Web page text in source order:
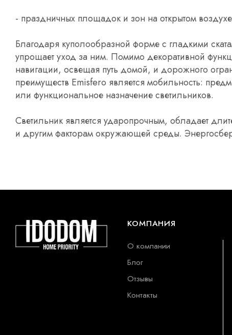
- праздничных площадок и зон на открытом
Благодаря куполообразной форме с гладкими
упрощает уход за ним. Помимо декоративной
навигации, освещая путь домой, и дорожного
преимуществ Emisfero является мобильность:
или функциональное назначение светильников.
Светильник является ударопрочным, обладает
и другим факторам окружающей среды.
КОМПАНИЯ
О компании
Блог
Отзывы
Контакты